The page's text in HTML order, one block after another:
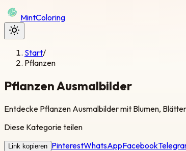
MintColoring
Start/
Pflanzen
Pflanzen Ausmalbilder
Entdecke Pflanzen Ausmalbilder mit Blumen,
Diese Kategorie teilen
Link kopieren PinterestWhatsAppFacebook